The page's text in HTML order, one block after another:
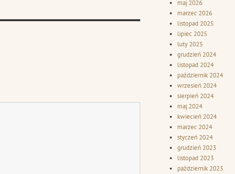
maj 2026
marzec 2026
listopad 2025
lipiec 2025
luty 2025
grudzień 2024
listopad 2024
październik 2024
wrzesień 2024
sierpień 2024
maj 2024
kwiecień 2024
marzec 2024
styczeń 2024
grudzień 2023
listopad 2023
październik 2023